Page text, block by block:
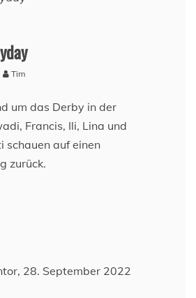
Tim
um das Derby in der
Francis, Ili, Lina und
schauen auf einen
zurück.